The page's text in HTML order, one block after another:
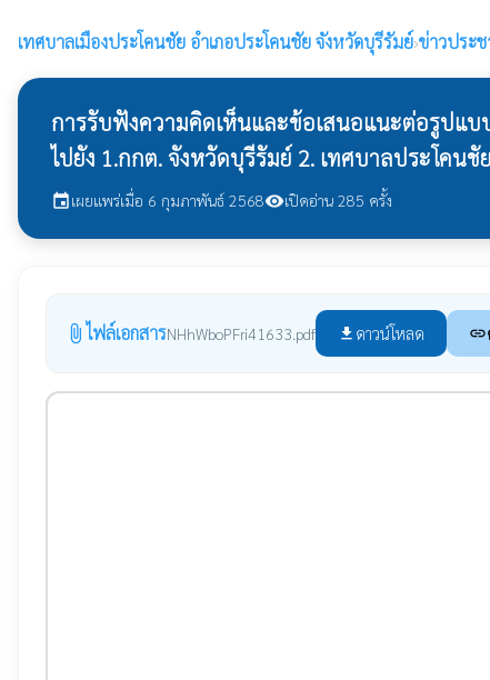
เทศบาลเมืองประโคนชัย อำเภอประโคนชัย จังหวัดบุรีรัมย์›ข่าวประ
การรับฟังความคิดเห็นและข้อเสนอแนะต่อรูปแบ
ไปยัง 1.กกต. จังหวัดบุรีรัมย์ 2. เทศบาลประโคน
eventเผยแพร่เมื่อ 6 กุมภาพันธ์ 2568visibilityเปิดอ่าน 285 ครั้ง
attach_file ไฟล์เอกสารNHhWboPFri41633.pdf file_download ดาวน์โหลด link